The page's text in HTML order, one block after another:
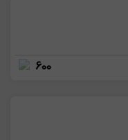
600